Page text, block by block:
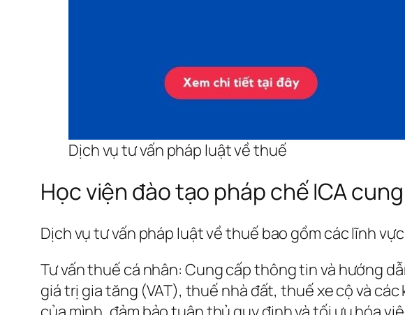
Dịch vụ tư vấn pháp luật về thuế
Học viện đào tạo pháp chế ICA
Dịch vụ tư vấn pháp luật về thuế bao gồm các lĩnh
Tư vấn thuế cá nhân: Cung cấp thông tin và hướng
giá trị gia tăng (VAT), thuế nhà đất, thuế xe cộ và